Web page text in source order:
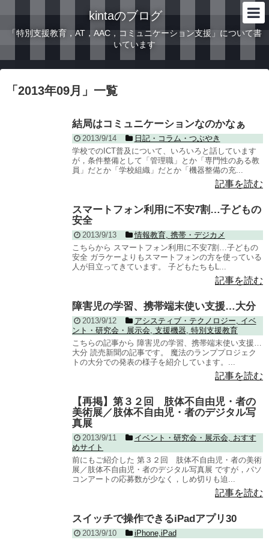
kintaのブログ
「特別支援教育，AT，AAC，コミュニケーション支援」について書
いています
「 2013年09月 」 一覧
結局はコミュニケーションなのかなぁ
2013/9/14
日記・コラム・つぶやき
学校でのICT普及について、いろいろと話しています
が，条件整備として「管理職」とか「専門性のある教
員」だとか「学校組織」だとか「機器整備の充...
記事を読む
スマートフォン利用に不安7割…子どもの
安全
2013/9/13 情報教育, 携帯・デジカメ
こちらから スマートフォン利用に不安7割…子どもの
安全 ガラケーよりもスマートフォンの方を使っている
人が目立ってきています。 子どもたちもL...
記事を読む
障害児の学習、携帯端末使い支援…大分
2013/9/12 アシスティブ・テクノロジー
イベ
ント・研究会・展示会 支援機器 特別支援教育
こちらの記事から 障害児の学習、携帯端末使い支援…
大分 読売新聞の記事です。 魔法のランププロジェク
トの大分での発表の様子を紹介しています。...
記事を読む
【再掲】第３２回 肢体不自由児・者の
美術展／肢体不自由児・者のデジタル写
真展
2013/9/11 イベント・研究会・展示会
おすす
めサイト
前にもご紹介した 第３２回 肢体不自由児・者の美術
展／肢体不自由児・者のデジタル写真展 ですが，パソ
コンアートの応募数が少なく，しめ切りも迫...
記事を読む
スイッチで操作できるiPadアプリ30
2013/9/10
iPhone,iPad